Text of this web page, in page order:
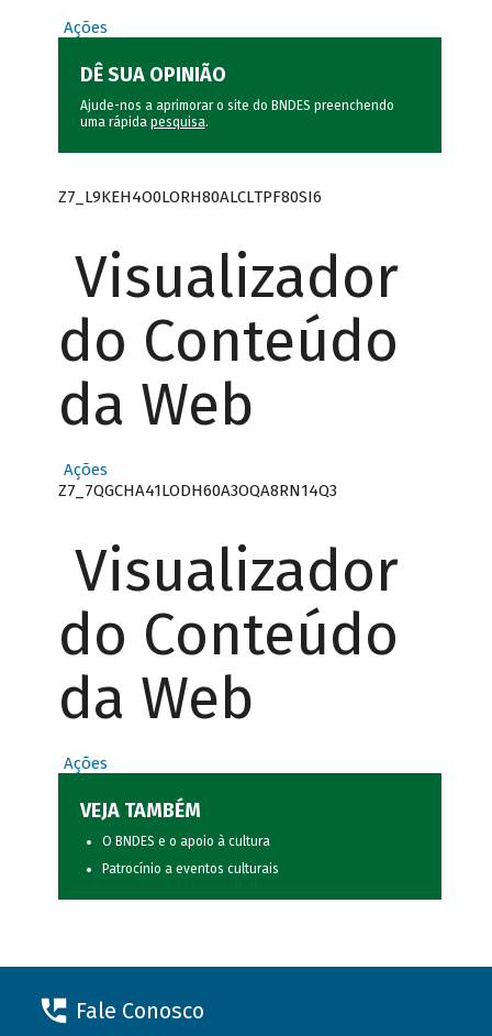
Ações
DÊ SUA OPINIÃO
Ajude-nos a aprimorar o site do BNDES preenchendo
uma rápida pesquisa.
Z7_L9KEH4O0LORH80ALCLTPF80SI6
Visualizador
do Conteúdo
da Web
Ações
Z7_7QGCHA41LODH60A3OQA8RN14Q3
Visualizador
do Conteúdo
da Web
Ações
VEJA TAMBÉM
O BNDES e o apoio à cultura
Patrocínio a eventos culturais
Fale Conosco